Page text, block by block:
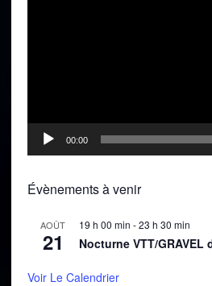
00:00
Évènements à venir
AOÛT
21
19 h 00 min -23 h 30 min
Nocturne VTT/GRAVEL
Voir Le Calendrier